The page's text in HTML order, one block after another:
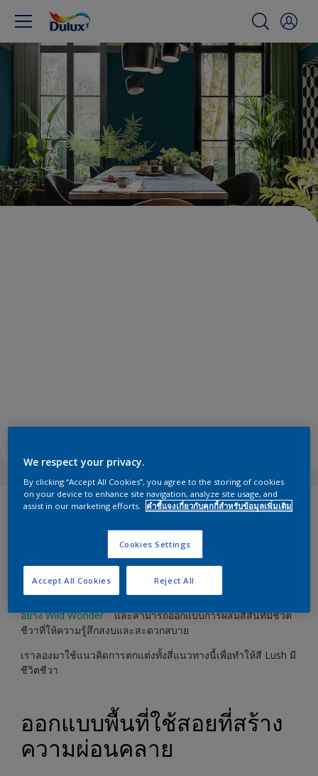
การได้มีความรู้สึกเชื่อมโยงกับธรรมชาตินั้นมีผลอย่างลึกซึ้งและ
กลุ่มชุดสีที่ผ่อนคลายนั้นได้รับแรงบันดาลใจจาก
ป่าและป่าไม้ สามารถช่วยให้เราสัมผัสได้ถึงโลกธรรมชาติ
สร้างสรรค์เสียงสะท้อนของภูมิทัศน์เข้ามาสู่บ้านของเรา สี Lush
เหมาะอย่างยิ่งสำหรับการออกแบบพื้นที่ที่รองรับและฟื้นฟู พวกเขา
อย่าง Wild Wonder
และสามารถออกแบบการผสมสีสันที่มีชีวิต
ชีวาที่ให้ความรู้สึกสงบและสะดวกสบาย
เราลองมาใช้แนวคิดการตกแต่งทั้งสี่แนวทางนี้เพื่อทำให้สี Lush มี
ชีวิตชีวา
ออกแบบพื้นที่ใช้สอยที่สร้าง
ความผ่อนคลาย
We respect your privacy.
By clicking “Accept All Cookies”, you agree to the storing of cookies
on your device to enhance site navigation, analyze site usage, and
assist in our marketing efforts.
คำชี้แจงเกี่ยวกับคุกกี้สำหรับข้อมูลเพิ่มเติม
Cookies Settings
Reject All
Accept All Cookies